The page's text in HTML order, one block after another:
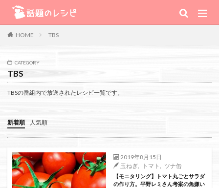
HOME TBS
CATEGORY
TBS
TBSの番組内で放送されたレシピ一覧です。
新着順 人気順
2019年8月15日
玉ねぎ
トマト ツナ缶
【モニタリング】トマト丸ごとサラダ
の作り方。平野レミさん考案の魚嫌い
キーワード
肉
TV番組
Warning: Use of undefined constant 番組 - assumed '番組' (this will
throw an Error in a future version of PHP) in
/home/xs111inc/wadai.info/public_html/wp-content/themes/the-
thor-child/searchform-refine.php on line41